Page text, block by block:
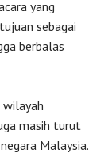
yang
sebagai
berbalas
wilayah
masih turut
Malaysia.